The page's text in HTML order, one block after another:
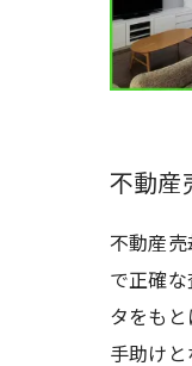
不動産
不動産
で正確
タをも
手助け